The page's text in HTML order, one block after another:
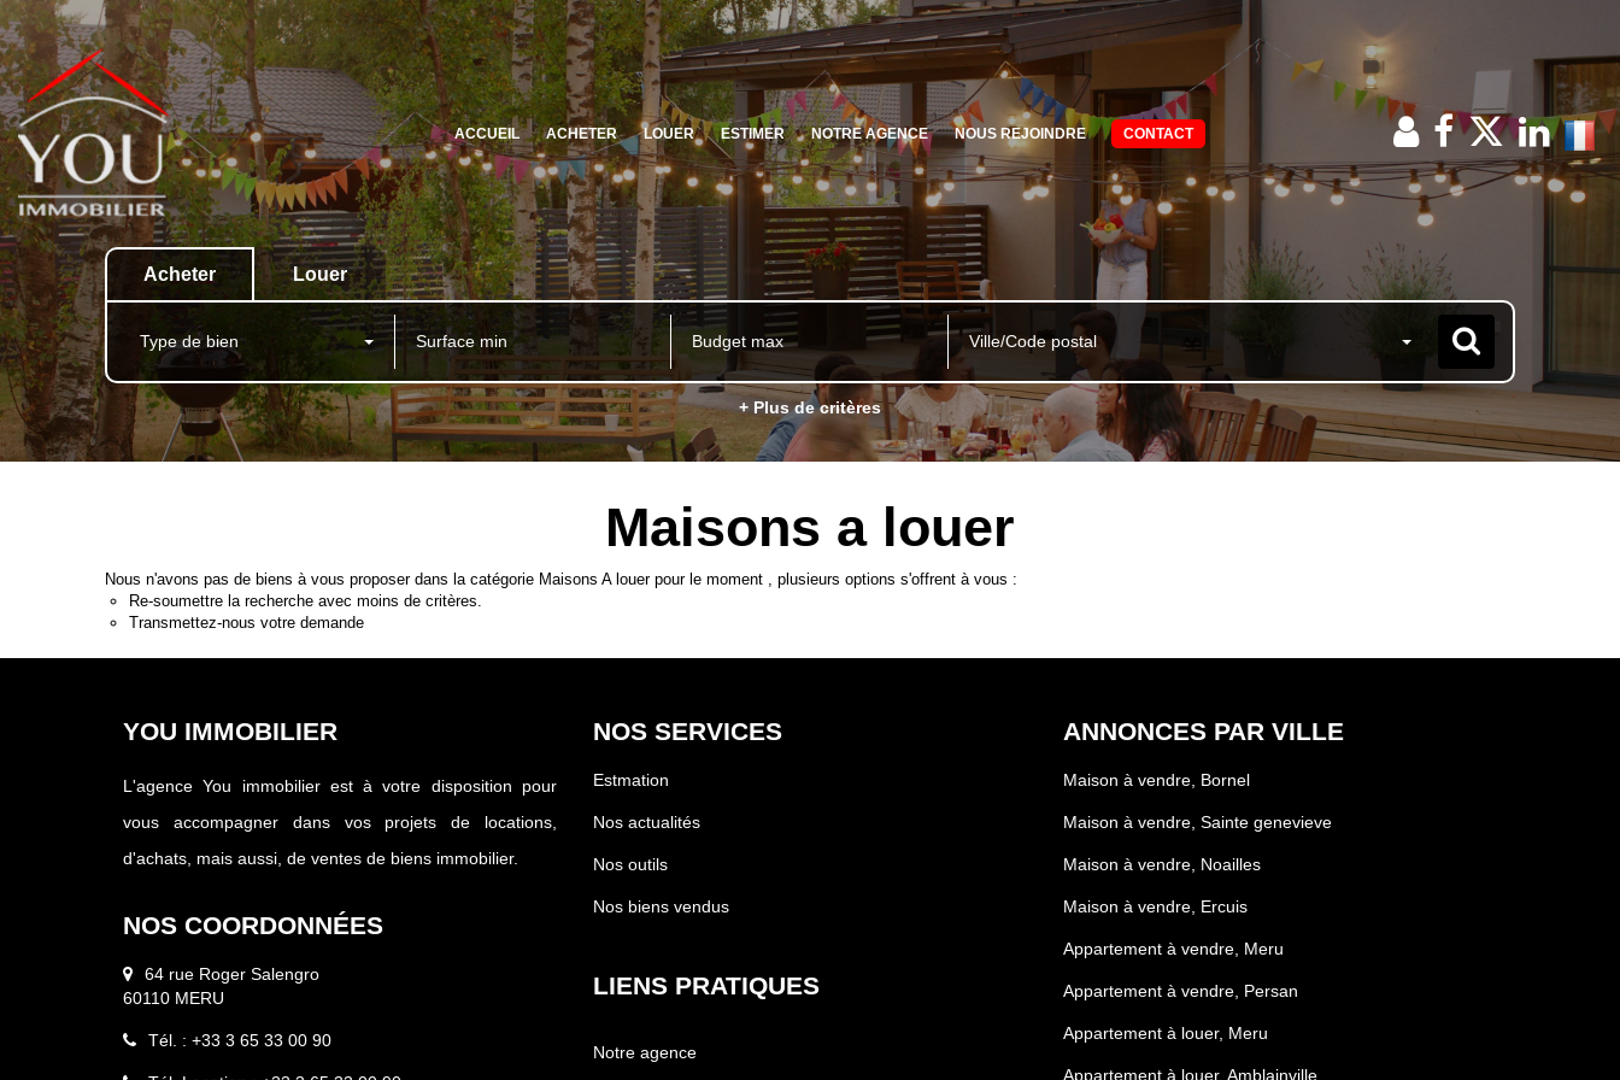
ACCUEIL ACHETER LOUER ESTIMER NOTRE AGENCE NOUS REJOINDRE CONTACT
Acheter Louer
Type de bien Ville/Code postal
+ Plus de critères
Maisons a louer
Nous n'avons pas de biens à vous proposer dans la catégorie Maisons A louer pour le moment , plusieurs options s'offrent à vous :
Re-soumettre la recherche avec moins de critères.
Transmettez-nous votre demande
YOU IMMOBILIER
L'agence You immobilier est à votre disposition pour
vous accompagner dans vos projets de locations,
d'achats, mais aussi, de ventes de biens immobilier.
NOS COORDONNÉES
64 rue Roger Salengro
60110 MERU
Tél. : +33 3 65 33 00 90
NOS SERVICES
Estmation
Nos actualités
Nos outils
Nos biens vendus
LIENS PRATIQUES
Notre agence
ANNONCES PAR VILLE
Maison à vendre, Bornel
Maison à vendre, Sainte genevieve
Maison à vendre, Noailles
Maison à vendre, Ercuis
Appartement à vendre, Meru
Appartement à vendre, Persan
Appartement à louer, Meru
Appartement à louer, Amblainville